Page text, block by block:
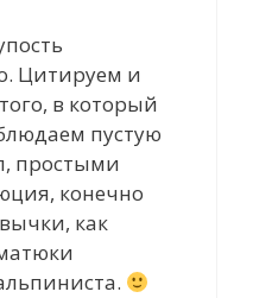
Цитируем и
в который
пустую
простыми
конечно
как